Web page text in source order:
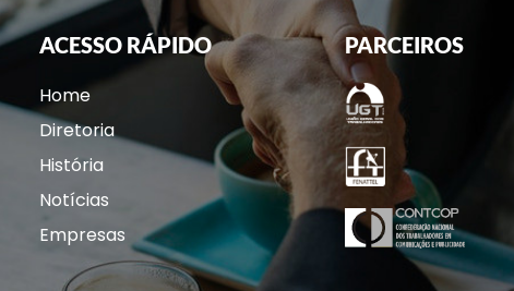
ACESSO RÁPIDO
Home
Diretoria
História
Notícias
Empresas
PARCEIROS